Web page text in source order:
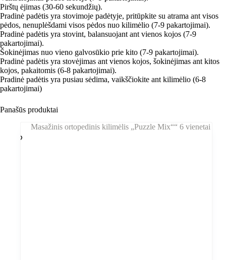
Pirštų ėjimas (30-60 sekundžių).
Pradinė padėtis yra stovimoje padėtyje, pritūpkite su atrama ant visos
pėdos, nenuplėšdami visos pėdos nuo kilimėlio (7-9 pakartojimai).
Pradinė padėtis yra stovint, balansuojant ant vienos kojos (7-9
pakartojimai).
Šokinėjimas nuo vieno galvosūkio prie kito (7-9 pakartojimai).
Pradinė padėtis yra stovėjimas ant vienos kojos, šokinėjimas ant kitos
kojos, pakaitomis (6-8 pakartojimai).
Pradinė padėtis yra pusiau sėdima, vaikščiokite ant kilimėlio (6-8
pakartojimai)
Panašūs produktai